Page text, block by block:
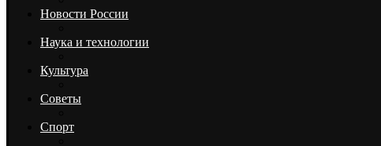
Новости России
Наука и технологии
Культура
Советы
Спорт